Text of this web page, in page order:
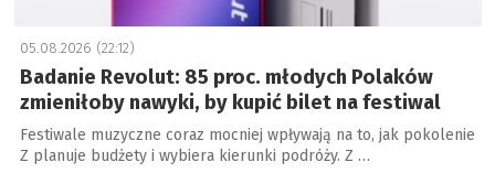
05.08.2026 (22:12)
Badanie Revolut: 85 proc. młodych Polaków
zmieniłoby nawyki, by kupić bilet na festiwal
Festiwale muzyczne coraz mocniej wpływają na to, jak pokolenie
Z planuje budżety i wybiera kierunki podróży. Z …